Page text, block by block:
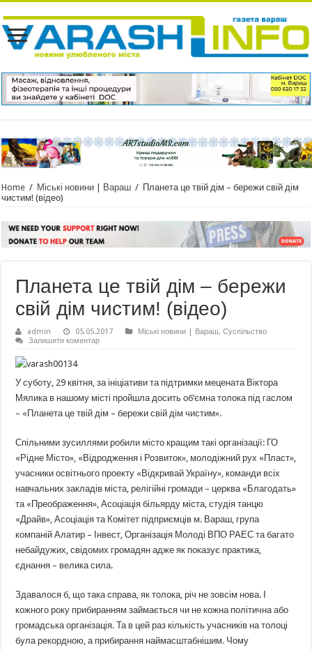
Home / Міські новини | Вараш / Планета це твій дім – бережи свій дім
чистим! (відео)
Планета це твій дім – бережи
свій дім чистим! (відео)
admin 05.05.2017 Міські новини | Вараш,Суспільство
Залишити коментар
У суботу, 29 квітня, за ініціативи та підтримки мецената Віктора
Мялика в нашому місті пройшла досить об’ємна толока під гаслом
– «Планета це твій дім – бережи свій дім чистим».
Спільними зусиллями робили місто кращим такі організації: ГО
«Рідне Місто», «Відродження і Розвиток», молодіжний рух «Пласт»,
учасники освітнього проекту «Відкривай Україну», команди всіх
навчальних закладів міста, релігійні громади – церква «Благодать»
та «Преображення», Асоціація більярду міста, студія танцю
«Драйв», Асоціація та Комітет підприємців м. Вараш, група
компаній Алатир – Інвест, Організація Молоді ВПО РАЕС та багато
небайдужих, свідомих громадян адже як показує практика,
єднання – велика сила.
Здавалося б, що така справа, як толока, річ не зовсім нова. І
кожного року прибиранням займається чи не кожна політична або
громадська організація. Та в цей раз кількість учасників на толоці
була рекордною, а прибирання наймасштабнішим. Чому